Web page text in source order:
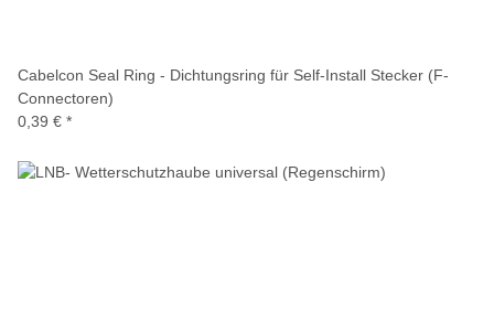
Cabelcon Seal Ring - Dichtungsring für Self-Install Stecker (F-
Connectoren)
0,39 € *